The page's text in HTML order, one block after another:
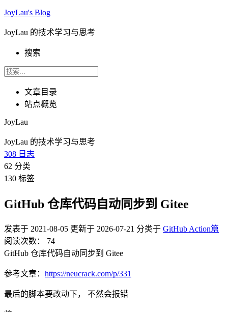
JoyLau's Blog
JoyLau 的技术学习与思考
搜索
文章目录
站点概览
JoyLau
JoyLau 的技术学习与思考
308 日志
62 分类
130 标签
GitHub 仓库代码自动同步到 Gitee
发表于 2021-08-05 更新于 2026-07-21 分类于 GitHub Action篇
阅读次数：
74
GitHub 仓库代码自动同步到 Gitee
参考文章： https://neucrack.com/p/331
最后的脚本要改动下， 不然会报错